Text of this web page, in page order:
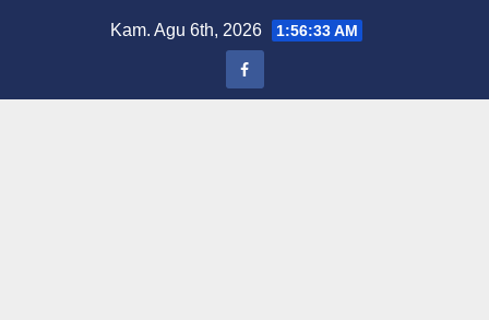
Kam. Agu 6th, 2026 1:56:34 AM